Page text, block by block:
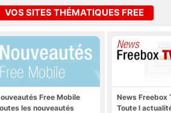
VOS SITES THÉMATIQUES FREE
Free Mobile
les nouveautés
News Freebox
Toute l